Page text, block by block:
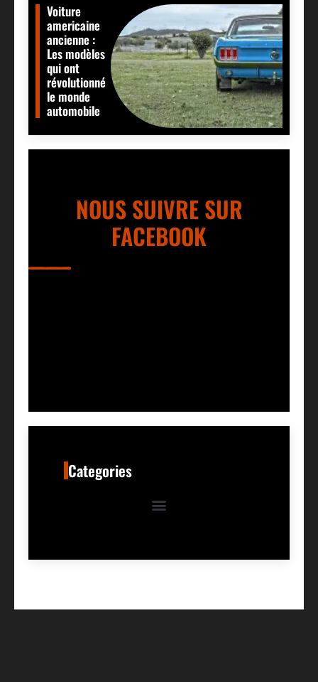
Voiture
americaine
ancienne :
Les modèles
qui ont
révolutionné
le monde
automobile
NOUS SUIVRE SUR
FACEBOOK
Categories